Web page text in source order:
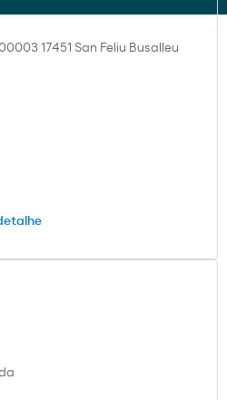
17451 San Feliu Busalleu